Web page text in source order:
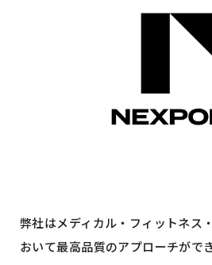
弊社はメディカル・フィットネス
おいて最高品質のアプローチがで